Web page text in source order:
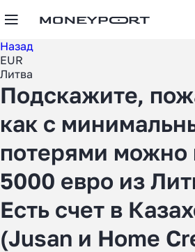
Назад
EUR
Литва
Подскажите,
как с
потерями можно
5000 евро из
Есть счет в
(Jusan и Home